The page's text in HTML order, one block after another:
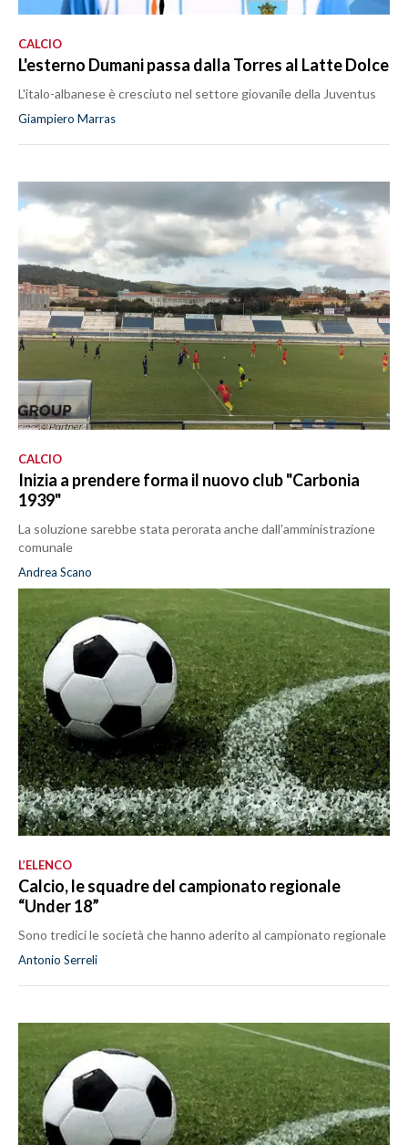
CALCIO
L'esterno Dumani passa dalla Torres al Latte Dolce
L'italo-albanese è cresciuto nel settore giovanile della Juventus
Giampiero Marras
CALCIO
Inizia a prendere forma il nuovo club "Carbonia
1939"
La soluzione sarebbe stata perorata anche dall'amministrazione
comunale
Andrea Scano
L’ELENCO
Calcio, le squadre del campionato regionale
“Under 18”
Sono tredici le società che hanno aderito al campionato regionale
Antonio Serreli